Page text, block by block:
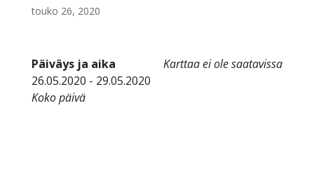
touko 26, 2020
Karttaa ei ole saatavissa
Päiväys ja aika
26.05.2020 - 29.05.2020
Koko päivä